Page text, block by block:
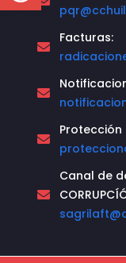
Facturas:
Canal de